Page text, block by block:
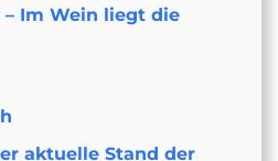
– Im Wein liegt die
aktuelle Stand der